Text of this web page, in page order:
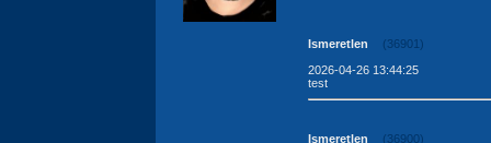
Ismeretlen
(36901)
2026-04-26 13:44:25
test
Ismeretlen
(36900)